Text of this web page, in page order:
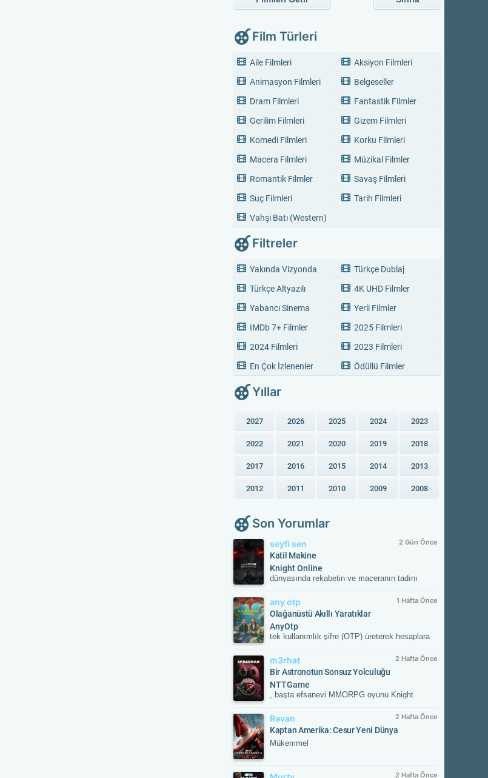
Film Türleri
Aile Filmleri
Aksiyon Filmleri
Animasyon Filmleri
Belgeseller
Dram Filmleri
Fantastik Filmler
Gerilim Filmleri
Gizem Filmleri
Komedi Filmleri
Korku Filmleri
Macera Filmleri
Müzikal Filmler
Romantik Filmler
Savaş Filmleri
Suç Filmleri
Tarih Filmleri
Vahşi Batı (Western)
Filtreler
Yakında Vizyonda
Türkçe Dublaj
Türkçe Altyazılı
4K UHD Filmler
Yabancı Sinema
Yerli Filmler
IMDb 7+ Filmler
2025 Filmleri
2024 Filmleri
2023 Filmleri
En Çok İzlenenler
Ödüllü Filmler
Yıllar
2027 2026 2025 2024 2023
2022 2021 2020 2019 2018
2017 2016 2015 2014 2013
2012 2011 2010 2009 2008
Son Yorumlar
seyfi sen 2 Gün Önce
Katil Makine
Knight Online
dünyasında rekabetin ve maceranın tadını
kesintisiz oyun deneyimiyle savaşın
merkezinde yerini al. Güncel gelişmeleri takip
etmek ve resmi içeriklere ulaşmak için
NTTGame platformunu ziyaret edebilir,
karakterini zirveye taşıyacak fırsatları
any otp 1 Hafta Önce
Olağanüstü Akıllı Yaratıklar
AnyOtp
tek kullanımlık şifre (OTP) üreterek hesaplara
(2FA) uygulamasıdır. Hesabınızla
eşleştirildikten sonra her girişte uygulamanın
oluşturduğu süreli doğrulama kodunu ister;
böylece yetkisiz erişime karşı hesabınızı korur.
m3rhat 2 Hafta Önce
Bir Astronotun Sonsuz Yolculuğu
NTTGame
, başta efsanevi MMORPG oyunu Knight
ücretsiz (Free-to-Play) çevrimiçi oyunların
yayıncılığını üstlenen lider bir dijital oyun
portalıdır. 2011 yılından bu yana Türkiye ve
global pazarda kesintisiz hizmet veren şirket;
güvenlik çözümleri, 7/24 canlı destek hizmeti
Rəvan 2 Hafta Önce
Kaptan Amerika: Cesur Yeni Dünya
Mükemmel
2 Hafta Önce